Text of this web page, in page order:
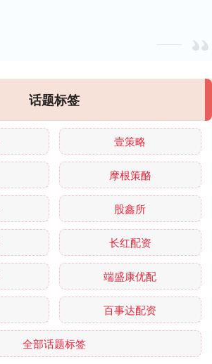
话题标签
壹策略
摩根策酪
股鑫所
长红配资
端盛康优配
百事达配资
全部话题标签